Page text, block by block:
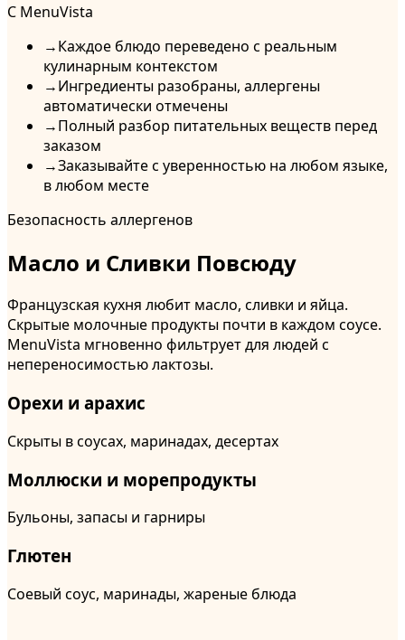
С MenuVista
→Каждое блюдо переведено с реальным
кулинарным контекстом
→Ингредиенты разобраны, аллергены
автоматически отмечены
→Полный разбор питательных веществ перед
заказом
→Заказывайте с уверенностью на любом языке,
в любом месте
Безопасность аллергенов
Масло и Сливки Повсюду
Французская кухня любит масло, сливки и яйца.
Скрытые молочные продукты почти в каждом соусе.
MenuVista мгновенно фильтрует для людей с
непереносимостью лактозы.
Орехи и арахис
Скрыты в соусах, маринадах, десертах
Моллюски и морепродукты
Бульоны, запасы и гарниры
Глютен
Соевый соус, маринады, жареные блюда